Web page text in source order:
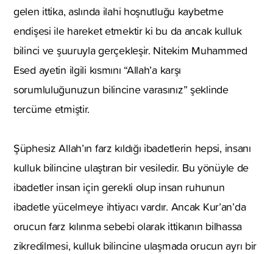
gelen ittika, aslında ilahi hoşnutluğu kaybetme
endişesi ile hareket etmektir ki bu da ancak kulluk
bilinci ve şuuruyla gerçekleşir. Nitekim Muhammed
Esed ayetin ilgili kısmını “Allah’a karşı
sorumluluğunuzun bilincine varasınız” şeklinde
tercüme etmiştir.
Şüphesiz Allah’ın farz kıldığı ibadetlerin hepsi, insanı
kulluk bilincine ulaştıran bir vesiledir. Bu yönüyle de
ibadetler insan için gerekli olup insan ruhunun
ibadetle yücelmeye ihtiyacı vardır. Ancak Kur’an’da
orucun farz kılınma sebebi olarak ittikanın bilhassa
zikredilmesi, kulluk bilincine ulaşmada orucun ayrı bir